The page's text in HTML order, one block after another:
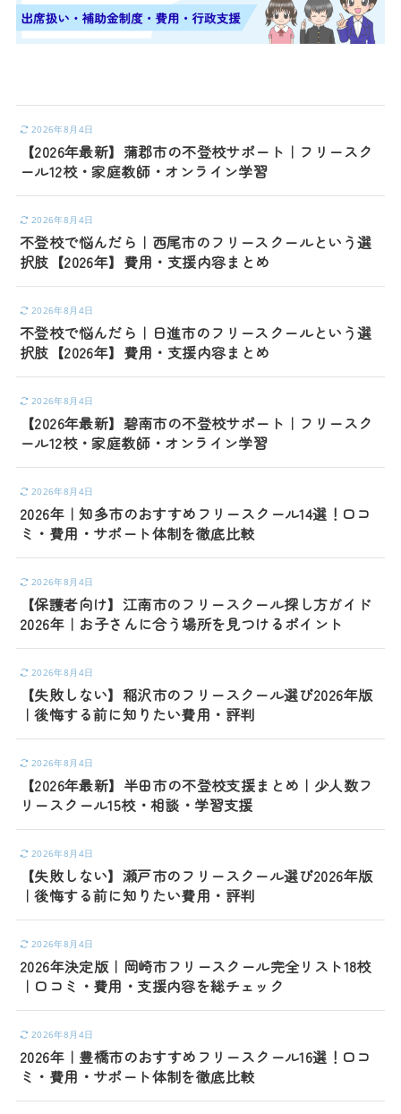
2026年8月4日
【2026年最新】蒲郡市の不登校サポート｜フリースク
ール12校・家庭教師・オンライン学習
2026年8月4日
不登校で悩んだら｜西尾市のフリースクールという選
択肢【2026年】費用・支援内容まとめ
2026年8月4日
不登校で悩んだら｜日進市のフリースクールという選
択肢【2026年】費用・支援内容まとめ
2026年8月4日
【2026年最新】碧南市の不登校サポート｜フリースク
ール12校・家庭教師・オンライン学習
2026年8月4日
2026年｜知多市のおすすめフリースクール14選！口コ
ミ・費用・サポート体制を徹底比較
2026年8月4日
【保護者向け】江南市のフリースクール探し方ガイド
2026年｜お子さんに合う場所を見つけるポイント
2026年8月4日
【失敗しない】稲沢市のフリースクール選び2026年版
｜後悔する前に知りたい費用・評判
2026年8月4日
【2026年最新】半田市の不登校支援まとめ｜少人数フ
リースクール15校・相談・学習支援
2026年8月4日
【失敗しない】瀬戸市のフリースクール選び2026年版
｜後悔する前に知りたい費用・評判
2026年8月4日
2026年決定版｜岡崎市フリースクール完全リスト18校
｜口コミ・費用・支援内容を総チェック
2026年8月4日
2026年｜豊橋市のおすすめフリースクール16選！口コ
ミ・費用・サポート体制を徹底比較